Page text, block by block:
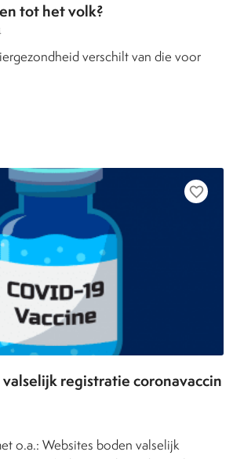
tot het volk?
verschilt van die voor
favorite_border
registratie coronavaccin
o.a.: Websites boden valselijk